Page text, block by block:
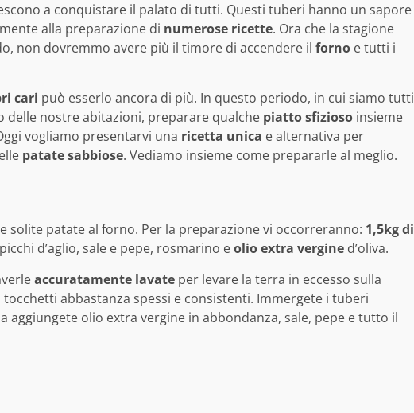
a conquistare il palato di tutti. Questi tuberi hanno un sapore
alla preparazione di numerose ricette. Ora che la stagione
non dovremmo avere più il timore di accendere il forno e tutti i
cari può esserlo ancora di più. In questo periodo, in cui siamo tutti
delle nostre abitazioni, preparare qualche piattosfizioso insieme
vogliamo presentarvi una ricetta unica e alternativa per
patatesabbiose. Vediamo insieme come prepararle al meglio.
solite patate al forno. Per la preparazione vi occorreranno: 1,5kg di
d’aglio, sale e pepe, rosmarino eolio extra vergine d’oliva.
accuratamente lavate per levare la terra in eccesso sulla
abbastanza spessi e consistenti. Immergete i tuberi
aggiungete olio extra vergine in abbondanza, sale, pepe e tutto il